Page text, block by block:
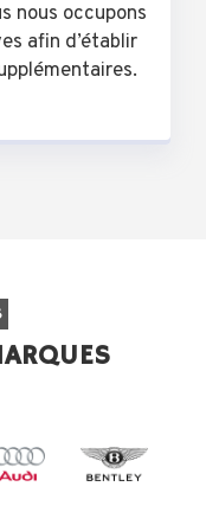
nous occupons
afin d’établir